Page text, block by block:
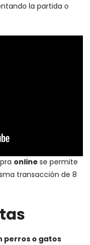
la partida o
onlinese permite
transacción de 8
perros o gatos